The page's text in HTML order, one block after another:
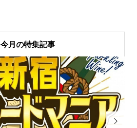
今月の特集記事
